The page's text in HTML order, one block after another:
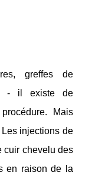
greffes de
- il existe de
Mais
injections de
cuir chevelu des
en raison de la